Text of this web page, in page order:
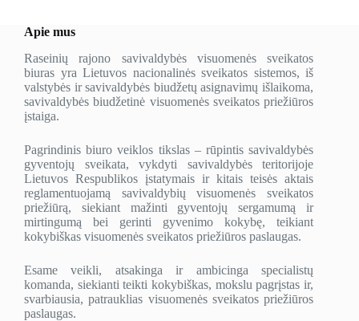
Apie mus
Raseinių rajono savivaldybės visuomenės sveikatos
biuras yra Lietuvos nacionalinės sveikatos sistemos, iš
valstybės ir savivaldybės biudžetų asignavimų išlaikoma,
savivaldybės biudžetinė visuomenės sveikatos priežiūros
įstaiga.
Pagrindinis biuro veiklos tikslas – rūpintis savivaldybės
gyventojų sveikata, vykdyti savivaldybės teritorijoje
Lietuvos Respublikos įstatymais ir kitais teisės aktais
reglamentuojamą savivaldybių visuomenės sveikatos
priežiūrą, siekiant mažinti gyventojų sergamumą ir
mirtingumą bei gerinti gyvenimo kokybę, teikiant
kokybiškas visuomenės sveikatos priežiūros paslaugas.
Esame veikli, atsakinga ir ambicinga specialistų
komanda, siekianti teikti kokybiškas, mokslu pagrįstas ir,
svarbiausia, patrauklias visuomenės sveikatos priežiūros
paslaugas.